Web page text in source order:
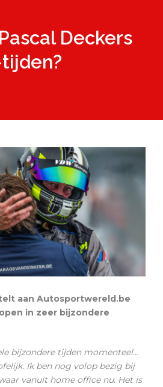
Deckers
aan Autosportwereld.be
in zeer bijzondere
bijzondere tijden momenteel…
Ik ben nog volop bezig bij
vanuit home office nu. Het is